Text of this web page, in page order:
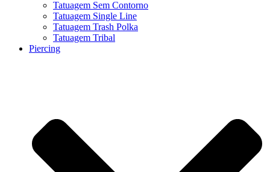
Tatuagem Sem Contorno
Tatuagem Single Line
Tatuagem Trash Polka
Tatuagem Tribal
Piercing